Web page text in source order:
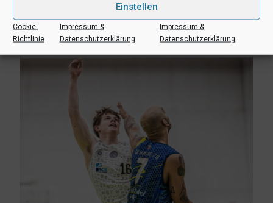
Einstellen
Cookie-
Richtlinie
Impressum &
Datenschutzerklärung
Impressum &
Datenschutzerklärung
Ähnliche Beiträge